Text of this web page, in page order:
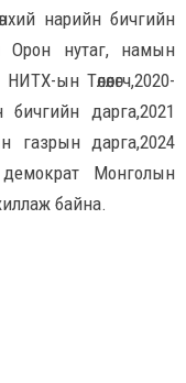
нарийн бичгийн
Орон нутаг, намын
ын Төлөөлөгч,2020-
дарга,2021
газрын дарга,2024
Монголын
байна.